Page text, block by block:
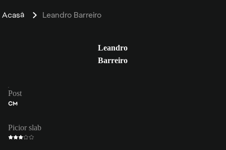
Acasă Leandro Barreiro
Leandro
Barreiro
Post
CM
Picior slab